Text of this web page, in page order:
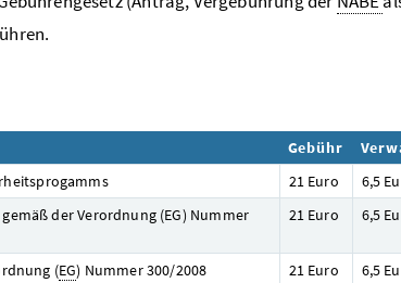
Gebühr
21 Euro
6,5
gemäß der Verordnung (EG) Nummer
21 Euro 6,5
(EG) Nummer 300/2008 21 Euro 6,5